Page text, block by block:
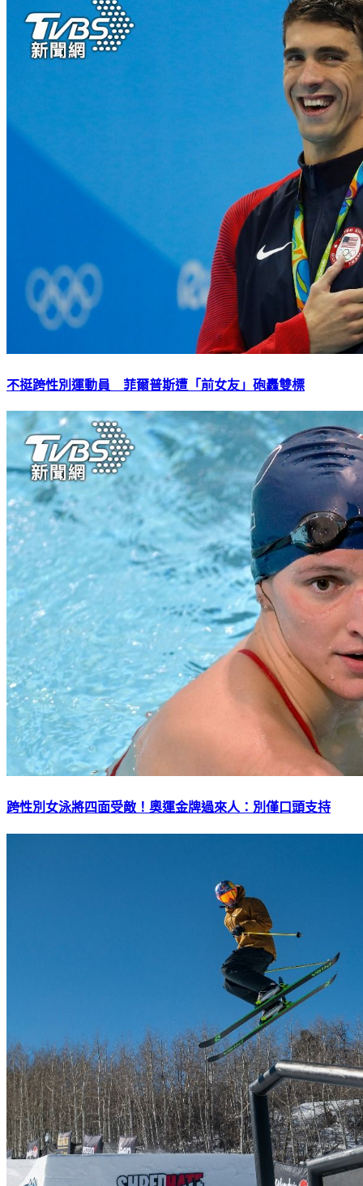
不挺跨性別運動員 菲爾普斯遭「前女友」砲轟雙標
跨性別女泳將四面受敵！奧運金牌過來人：別僅口頭支持